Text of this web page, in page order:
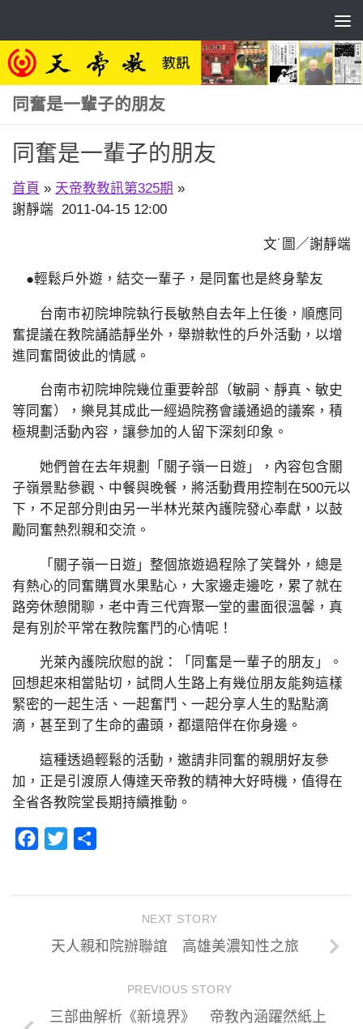
同奮是一輩子的朋友
同奮是一輩子的朋友
首頁 » 天帝教教訊第325期 »
謝靜端 2011-04-15 12:00
文˙圖／謝靜端
●輕鬆戶外遊，結交一輩子，是同奮也是終身摯友
台南市初院坤院執行長敏熱自去年上任後，順應同
奮提議在教院誦誥靜坐外，舉辦軟性的戶外活動，以增
進同奮間彼此的情感。
台南市初院坤院幾位重要幹部（敏嗣、靜真、敏史
等同奮），樂見其成此一經過院務會議通過的議案，積
極規劃活動內容，讓參加的人留下深刻印象。
她們曾在去年規劃「關子嶺一日遊」，內容包含關
子嶺景點參觀、中餐與晚餐，將活動費用控制在500元以
下，不足部分則由另一半林光萊內護院發心奉獻，以鼓
勵同奮熱烈親和交流。
「關子嶺一日遊」整個旅遊過程除了笑聲外，總是
有熱心的同奮購買水果點心，大家邊走邊吃，累了就在
路旁休憩閒聊，老中青三代齊聚一堂的畫面很溫馨，真
是有別於平常在教院奮鬥的心情呢！
光萊內護院欣慰的說：「同奮是一輩子的朋友」。
回想起來相當貼切，試問人生路上有幾位朋友能夠這樣
緊密的一起生活、一起奮鬥、一起分享人生的點點滴
滴，甚至到了生命的盡頭，都還陪伴在你身邊。
這種透過輕鬆的活動，邀請非同奮的親朋好友參
加，正是引渡原人傳達天帝教的精神大好時機，值得在
全省各教院堂長期持續推動。
Facebook
Twitter
NEXT STORY
天人親和院辦聯誼 高雄美濃知性之旅
PREVIOUS STORY
三部曲解析《新境界》 帝教內涵躍然紙上